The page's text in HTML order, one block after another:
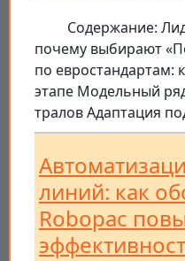
Содержание:
почему выбирают
по евростандартам:
этапе Модельный
тралов Адаптация
линий: как
Robopac